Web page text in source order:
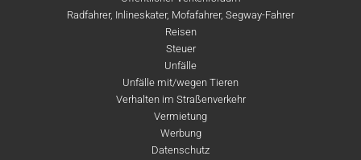
Radfahrer, Inlineskater, Mofafahrer, Segway-Fahrer
Reisen
Steuer
Unfälle
Unfälle mit/wegen Tieren
Verhalten im Straßenverkehr
Vermietung
Werbung
Datenschutz